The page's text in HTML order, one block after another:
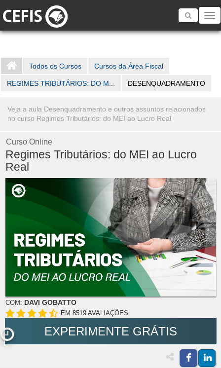
Toggle
Todos os Cursos Cursos da Área Fiscal
REGIMES TRIBUTÁRIOS: DO M... DESENQUADRAMENTO
Veja a aula Desenquadramento e outros assuntos relacionados
no curso Regimes Tributários: do MEI ao Lucro Real
Curso Online
Regimes Tributários: do MEI ao Lucro
Real
COM: DAVI GOBATTO
EM 8519 AVALIAÇÕES
EXPERIMENTE GRÁTIS